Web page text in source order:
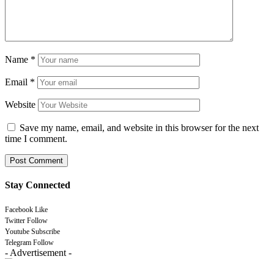
Name *
Email *
Website
Save my name, email, and website in this browser for the next
time I comment.
Stay Connected
Facebook Like
Twitter Follow
Youtube Subscribe
Telegram Follow
- Advertisement -